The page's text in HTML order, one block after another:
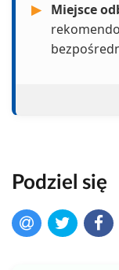
▶
Miejsce
Podziel się